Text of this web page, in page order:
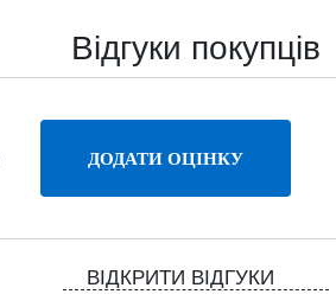
Відгуки покупців
ВІДКРИТИ ВІДГУКИ